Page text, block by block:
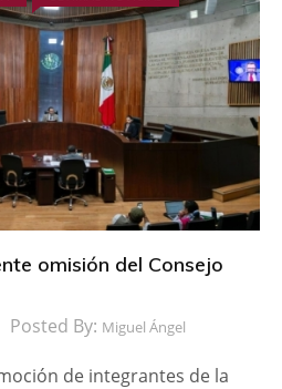
omisión del Consejo
Posted By: Miguel Ángel
de integrantes de la